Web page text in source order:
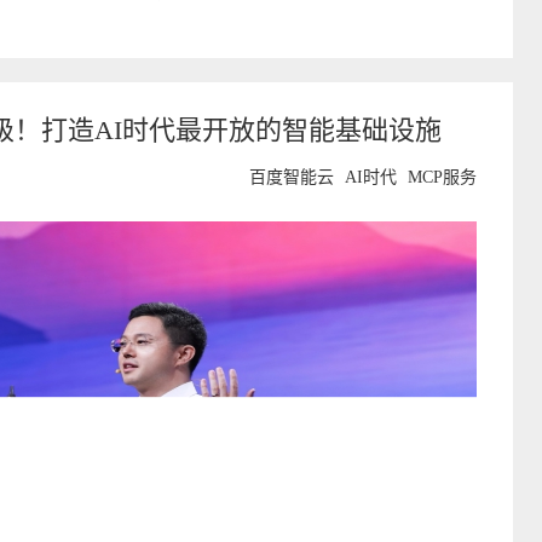
！打造AI时代最开放的智能基础设施
百度智能云 AI时代 MCP服务